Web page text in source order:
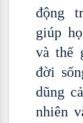
động
giúp
và thế
đời
dũng
nhiên